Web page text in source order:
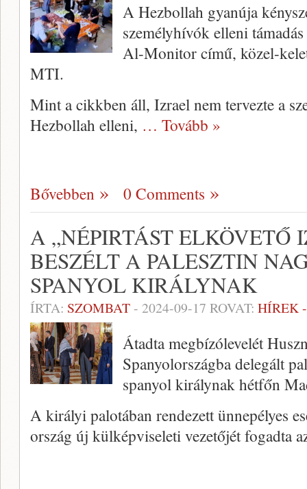
A Hezbollah gyanúja
személyhívók elleni
Al-Monitor című, közel-
MTI.
Mint a cikkben áll, Izrael nem tervezte a
Hezbollah elleni, … Tovább »
Bővebben 0 Comments
A „NÉPIRTÁST ELKÖVETŐ
BESZÉLT A PALESZTIN
SPANYOL KIRÁLYNAK
ÍRTA: SZOMBAT- 2024-09-17 ROVAT: HÍREK
Átadta megbízólevelét
Spanyolországba delegált
spanyol királynak hétfőn
A királyi palotában rendezett ünnepélyes
ország új külképviseleti vezetőjét fogadta